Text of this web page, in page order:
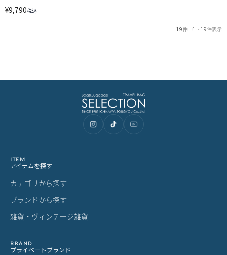
¥9,790税込
19件中1 - 19件表示
ITEM
アイテムを探す
カテゴリから探す
ブランドから探す
雑貨・ヴィンテージ雑貨
BRAND
プライベートブランド